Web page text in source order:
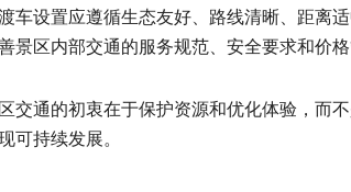
车设置应遵循生态友好、路线清晰、距离
景区内部交通的服务规范、安全要求和价
交通的初衷在于保护资源和优化体验，而
可持续发展。